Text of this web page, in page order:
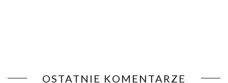
OSTATNIE KOMENTARZE